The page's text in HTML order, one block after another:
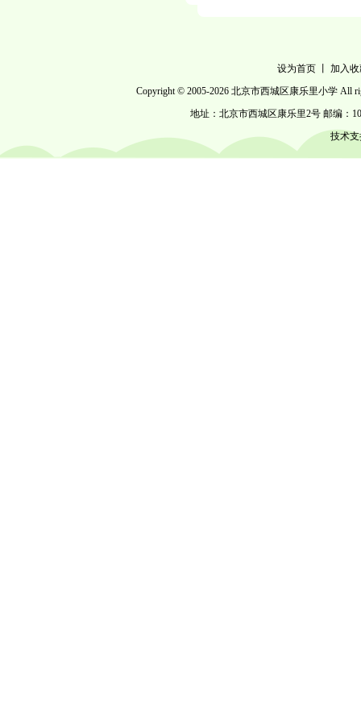
设为首页
加入
Copyright © 2005-2026 北京市西城区康乐里小学 All
地址：北京市西城区康乐里2号 邮编：
技术